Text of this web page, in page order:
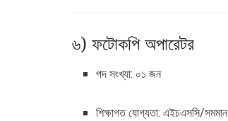
৬) ফটোকপি অপারেটর
পদ সংখ্যা: ০১ জন
শিক্ষাগত যোগ্যতা: এইচএসসি/সমমান